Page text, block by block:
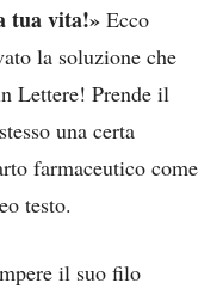
tua vita!» Ecco
la soluzione che
Lettere! Prende il
una certa
farmaceutico come
testo.
il suo filo